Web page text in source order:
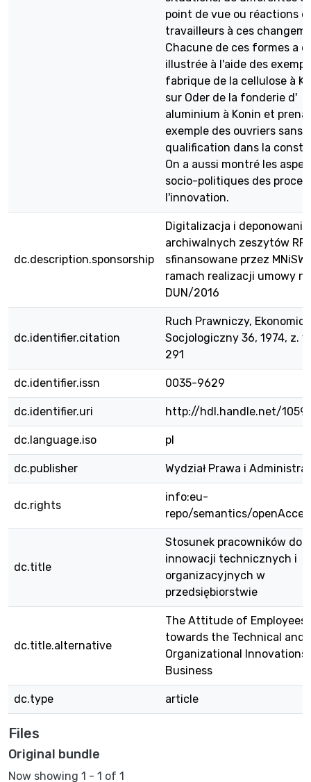
point de vue ou réactions
travailleurs à ces
Chacune de ces formes a
illustrée à l'aide des
fabrique de la cellulose à
sur Oder de la fonderie d'
aluminium à Konin et
exemple des ouvriers sans
qualification dans la
On a aussi montré les
socio-politiques des
l'innovation.
dc.description.sponsorship
Digitalizacja i deponowanie
archiwalnych zeszytów
sfinansowane przez MNiSW
ramach realizacji umowy
DUN/2016
dc.identifier.citation
Ruch Prawniczy,
Socjologiczny 36, 1974, z.
291
dc.identifier.issn 0035-9629
dc.identifier.uri http://hdl.handle.net/
dc.language.iso pl
dc.publisher Wydział Prawa i
dc.rights
info:eu-
repo/semantics/
dc.title
Stosunek pracowników do
innowacji technicznych i
organizacyjnych w
przedsiębiorstwie
dc.title.alternative
The Attitude of Employees
towards the Technical and
Organizational Innovations
Business
dc.type article
Files
Original bundle
Now showing 1 - 1 of 1